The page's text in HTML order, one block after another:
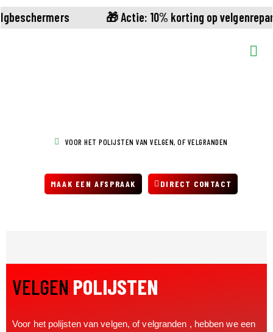
🎁 Actie: 10% korting op
VOOR HET POLIJSTEN VAN VELGEN, OF VELGRANDEN
MAAK EEN AFSPRAAK DIRECT CONTACT
VELGEN POLIJSTEN
Voor het polijsten van velgen, of velgranden , hebben we een